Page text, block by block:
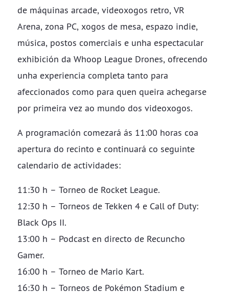
de máquinas arcade, videoxogos retro, VR
Arena, zona PC, xogos de mesa, espazo indie,
música, postos comerciais e unha espectacular
exhibición da Whoop League Drones, ofrecendo
unha experiencia completa tanto para
afeccionados como para quen queira achegarse
por primeira vez ao mundo dos videoxogos.
A programación comezará ás 11:00 horas coa
apertura do recinto e continuará co seguinte
calendario de actividades:
11:30 h – Torneo de Rocket League.
12:30 h – Torneos de Tekken 4 e Call of Duty:
Black Ops II.
13:00 h – Podcast en directo de Recuncho
Gamer.
16:00 h – Torneo de Mario Kart.
16:30 h – Torneos de Pokémon Stadium e